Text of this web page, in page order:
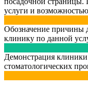
услуги и
Обозначение причины
клинику по данной
Демонстрация
стоматологических